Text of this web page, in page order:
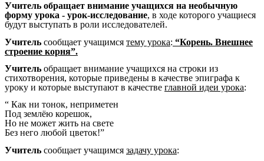
Учитель обращает внимание учащихся на необычную
форму урока - урок-исследование, в ходе которого учащиеся
будут выступать в роли исследователей.
Учитель сообщает учащимся тему урока: “Корень. Внешнее
строение корня”.
Учитель обращает внимание учащихся на строки из
стихотворения, которые приведены в качестве эпиграфа к
уроку и которые выступают в качестве главной идеи урока:
“ Как ни тонок, неприметен
Под землёю корешок,
Но не может жить на свете
Без него любой цветок!”
Учитель сообщает учащимся задачу урока: